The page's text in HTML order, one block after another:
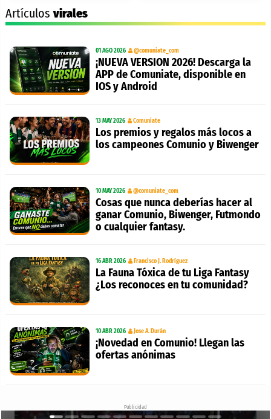
Artículosvirales
01 AGO 2026 @comuniate_com
¡NUEVA VERSION 2026! Descarga la
APP de Comuniate, disponible en
IOS y Android
13 MAY 2026 Comuniate
Los premios y regalos más locos a
los campeones Comunio y Biwenger
10 MAY 2026 @comuniate_com
Cosas que nunca deberías hacer al
ganar Comunio, Biwenger, Futmondo
o cualquier fantasy.
16 ABR 2026 Francisco J. Rodríguez
La Fauna Tóxica de tu Liga Fantasy
¿Los reconoces en tu comunidad?
10 ABR 2026 Jose A. Durán
¡Novedad en Comunio! Llegan las
ofertas anónimas
Publicidad